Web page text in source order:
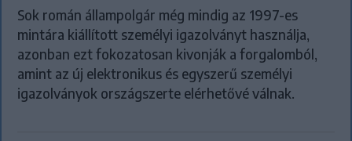
Sok román állampolgár még mindig az 1997-es
mintára kiállított személyi igazolványt használja,
azonban ezt fokozatosan kivonják a forgalomból,
amint az új elektronikus és egyszerű személyi
igazolványok országszerte elérhetővé válnak.